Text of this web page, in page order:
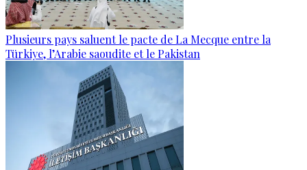
Plusieurs pays saluent le pacte de La Mecque entre la
Türkiye, l’Arabie saoudite et le Pakistan